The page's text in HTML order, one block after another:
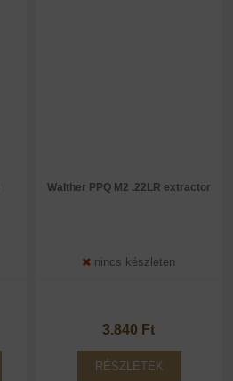
Walther PPQ M2 .22LR extractor
nincs készleten
3.840 Ft
RÉSZLETEK